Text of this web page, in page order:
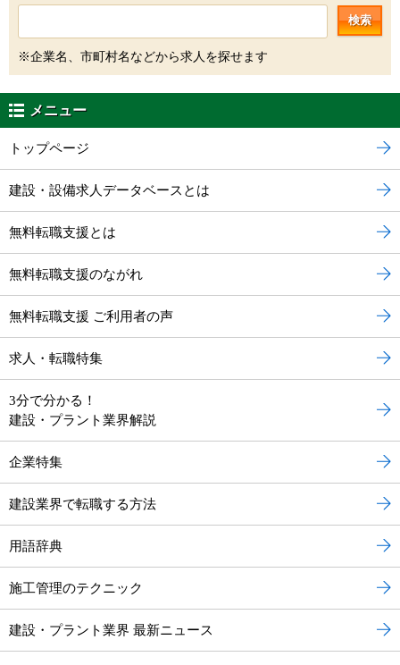
検索
※企業名、市町村名などから求人を探せます
メニュー
トップページ
建設・設備求人データベースとは
無料転職支援とは
無料転職支援のながれ
無料転職支援 ご利用者の声
求人・転職特集
3分で分かる！
建設・プラント業界解説
企業特集
建設業界で転職する方法
用語辞典
施工管理のテクニック
建設・プラント業界 最新ニュース